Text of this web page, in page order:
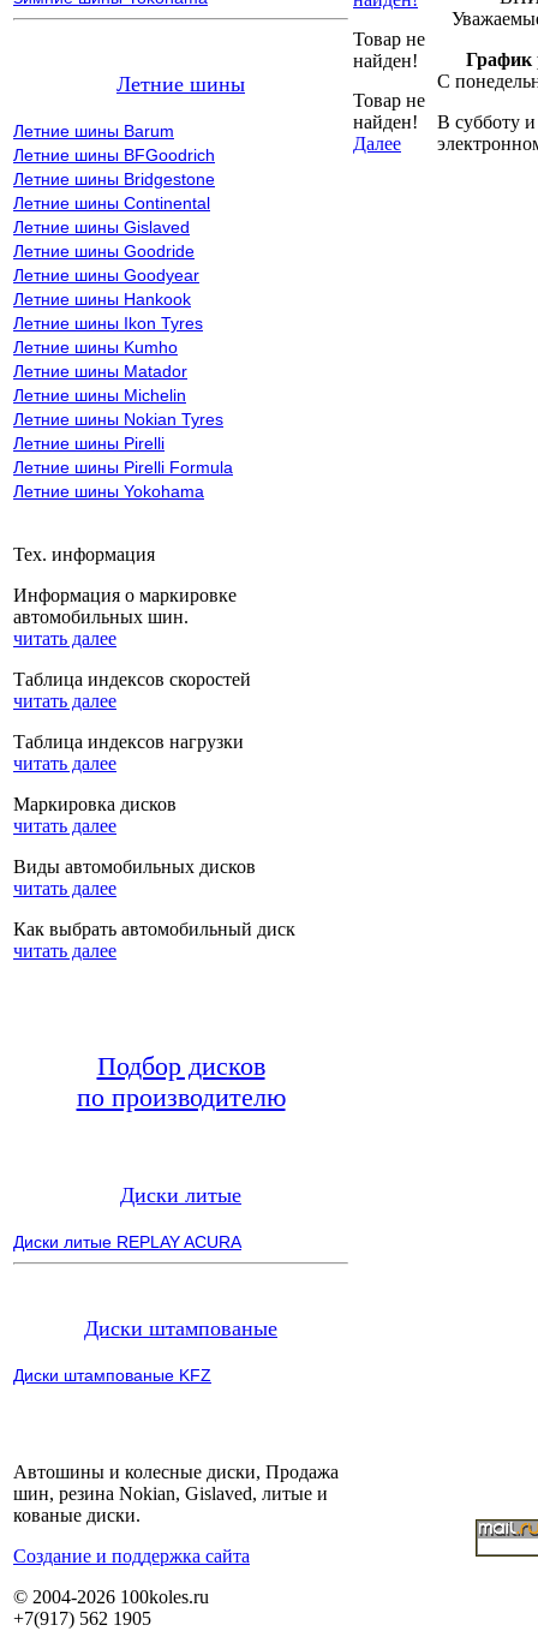
Летние шины
Летние шины Barum
Летние шины BFGoodrich
Летние шины Bridgestone
Летние шины Continental
Летние шины Gislaved
Летние шины Goodride
Летние шины Goodyear
Летние шины Hankook
Летние шины Ikon Tyres
Летние шины Kumho
Летние шины Matador
Летние шины Michelin
Летние шины Nokian Tyres
Летние шины Pirelli
Летние шины Pirelli Formula
Летние шины Yokohama
Тех. информация
Информация о маркировке
автомобильных шин.
читать далее
Таблица индексов скоростей
читать далее
Таблица индексов нагрузки
читать далее
Маркировка дисков
читать далее
Виды автомобильных дисков
читать далее
Как выбрать автомобильный диск
читать далее
Подбор дисков
по производителю
Диски литые
Диски литые REPLAY ACURA
Диски штампованые
Диски штампованые KFZ
Товар не
найден!
Товар не
найден!
Далее
График
С
В субботу и
Автошины и колесные диски, Продажа
шин, резина Nokian, Gislaved, литые и
кованые диски.
Cоздание и поддержка сайта
© 2004-2026 100koles.ru
+7(917) 562 1905